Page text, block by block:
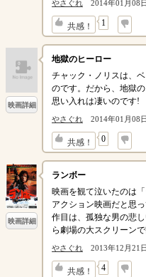
やさぐれ 2014年01月08
共感！ 1
↓
映画詳細
地獄のヒーロー
チャック・ノリスは、
のです。だから、地獄
思い入れは凄いのです!
やさぐれ 2014年01月08
共感！ 0
↓
映画詳細
ランボー
映画を観て泣いたのは
アクション映画だと思
作目は、孤独な男の悲
ら劇場の大スクリーンで
やさぐれ 2013年12月21
共感！ 4
↓